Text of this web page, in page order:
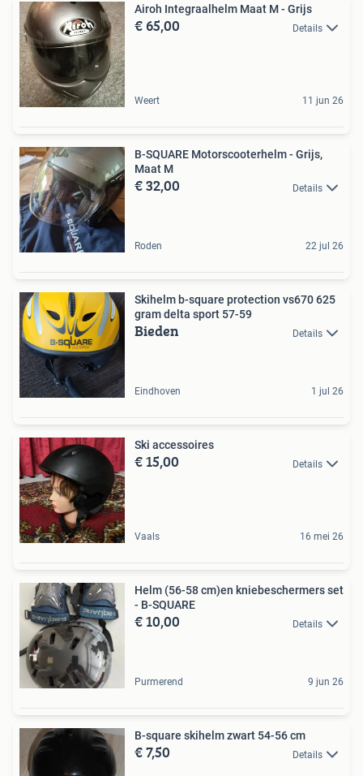
Airoh Integraalhelm Maat M - Grijs
€ 65,00 Details
Weert 11 jun 26
B-SQUARE Motorscooterhelm - Grijs,
Maat M
€ 32,00 Details
Roden 22 jul 26
Skihelm b-square protection vs670 625
gram delta sport 57-59
Bieden Details
Eindhoven 1 jul 26
Ski accessoires
€ 15,00 Details
Vaals 16 mei 26
Helm (56-58 cm)en kniebeschermers set
- B-SQUARE
€ 10,00 Details
Purmerend 9 jun 26
B-square skihelm zwart 54-56 cm
€ 7,50 Details